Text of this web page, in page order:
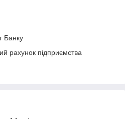
Банку
рахунок підприємства